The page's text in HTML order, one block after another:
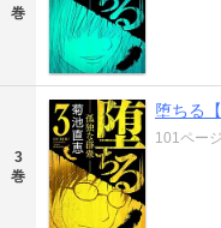
巻
3
巻
堕ちる
101ページ